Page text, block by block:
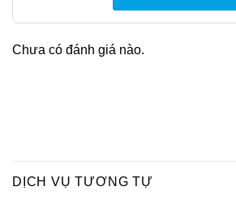
Chưa có đánh giá nào.
DỊCH VỤ TƯƠNG TỰ